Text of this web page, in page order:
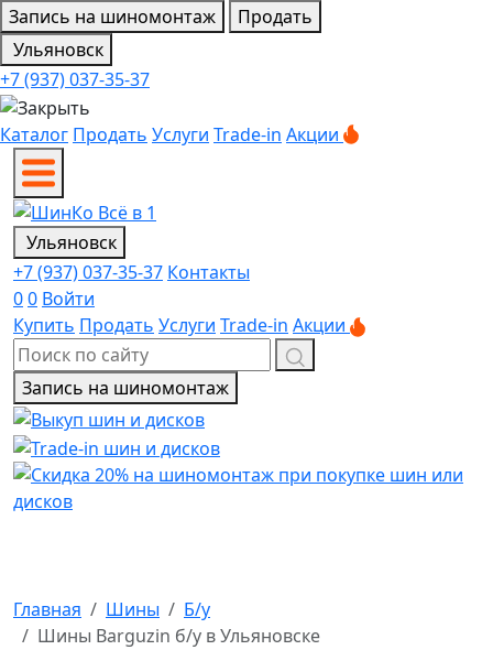
Запись на шиномонтаж
Продать
Ульяновск
+7 (937) 037-35-37
Каталог Продать Услуги Trade-in Акции
Ульяновск
+7 (937) 037-35-37 Контакты
00 Войти
Купить Продать Услуги Trade-in Акции
Запись на шиномонтаж
Главная Шины
Б/у
Шины Barguzin б/у в Ульяновске